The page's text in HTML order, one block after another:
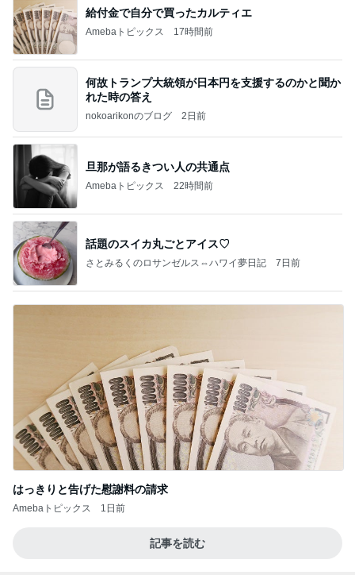
給付金で自分で買ったカルティエ
Amebaトピックス 17時間前
何故トランプ大統領が日本円を支援するのかと聞か
れた時の答え
nokoarikonのブログ 2日前
旦那が語るきつい人の共通点
Amebaトピックス 22時間前
話題のスイカ丸ごとアイス♡
さとみるくのロサンゼルス⇔ハワイ夢日記 7日前
はっきりと告げた慰謝料の請求
Amebaトピックス 1日前
記事を読む